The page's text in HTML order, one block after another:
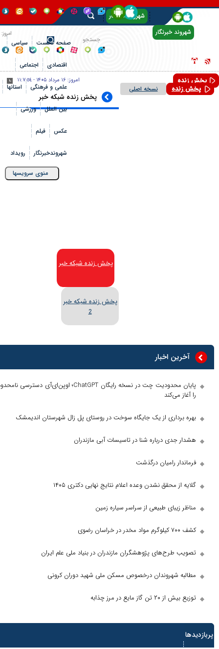
شهروند خبرنگار
شهروند خبرنگار
آرشیو
امروز:
۱۶
مرداد
۱۴۰۵
١١:٧:٥٥
صفحه نخست سیاسی
اقتصادی اجتماعی
علمی و فرهنگی استانها
بین الملل ورزشی
عکس فیلم
شهروندخبرنگار رویداد
منوی سرویسها Toggle
پخش زنده امروز:۱۶ مرداد ۱۴۰۵ - ١١:٧:٥٥
پخش زنده نسخه اصلی
پخش زنده شبکه خبر
پخش زنده شبکه خبر
پخش زنده شبکه خبر
آخرین اخبار
پایان محدودیت چت در نسخه رایگان ChatGPT؛ اوپن‌ای‌آی دسترسی نامحدود
را آغاز می‌کند
بهره برداری از یک جایگاه سوخت در روستای پل زال شهرستان اندیمشک
هشدار جدی درباره شنا در تاسیسات آبی مازندران
فرماندار رامیان درگذشت
گلایه از محقق نشدن وعده اعلام نتایج نهایی دکتری ۱۴۰۵
مناظر زیبای طبیعی از سراسر سیاره زمین
کشف ۷۰۰ کیلوگرم مواد مخدر در خراسان رضوی
تصویب طرح‌های پژوهشگران مازندران در بنیاد ملی علم ایران
مطالبه شهروندان درخصوص مسکن ملی شهید دوران کرونی
توزیع بیش از ۲۰ تن گاز مایع در مرز چذابه